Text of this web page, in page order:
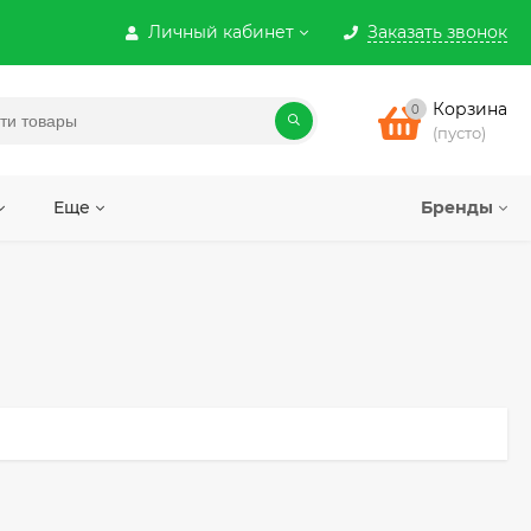
Личный кабинет Заказать звонок
0 Корзина
(пусто)
Бренды
Еще